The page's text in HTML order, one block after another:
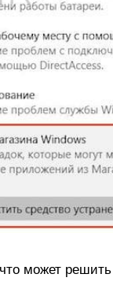
может